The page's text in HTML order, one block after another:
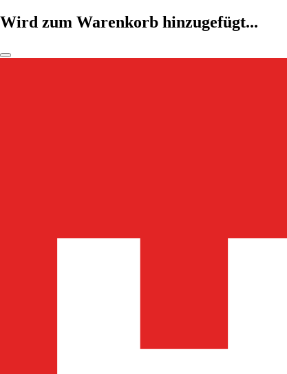
Wird zum Warenkorb hinzugefügt...